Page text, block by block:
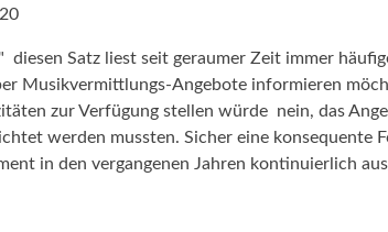
diesen Satz liest seit geraumer Zeit immer
Musikvermittlungs-Angebote informieren
zur Verfügung stellen würde  nein, das
werden mussten. Sicher eine konsequente
in den vergangenen Jahren kontinuierlich